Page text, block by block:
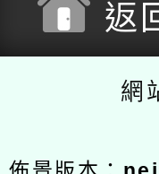
返
網